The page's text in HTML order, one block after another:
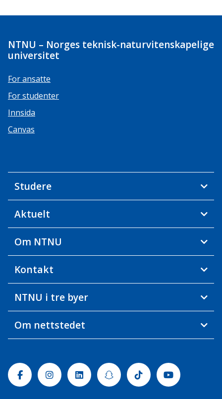
NTNU – Norges teknisk-naturvitenskapelige
universitet
For ansatte
For studenter
Innsida
Canvas
Studere
Aktuelt
Om NTNU
Kontakt
NTNU i tre byer
Om nettstedet
FacebookInstagramLinkedinSnapchatTiktok Youtube